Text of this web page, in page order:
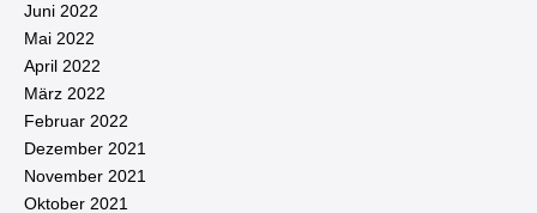
Juni 2022
Mai 2022
April 2022
März 2022
Februar 2022
Dezember 2021
November 2021
Oktober 2021